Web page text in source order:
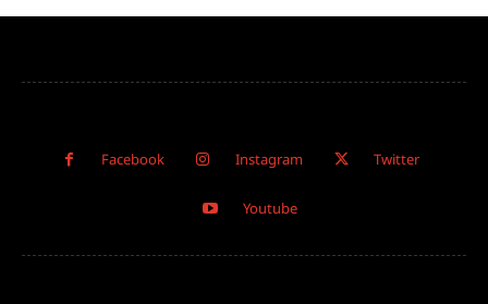
Facebook Instagram Twitter
Youtube